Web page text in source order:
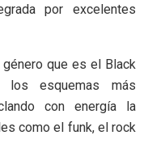
por excelentes
que es el Black
esquemas más
con energía la
como el funk, el rock